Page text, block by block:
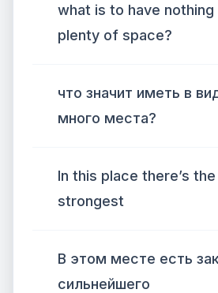
what is to have nothing
plenty of space?
что значит иметь в
много места?
In this place there’s
strongest
В этом месте есть
сильнейшего